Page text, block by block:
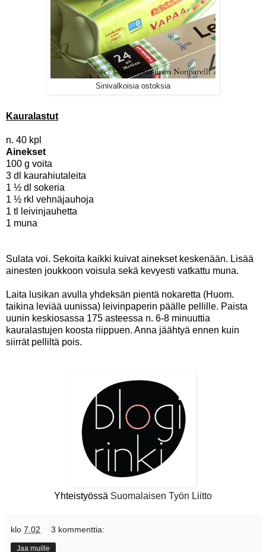
Sinivalkoisia ostoksia
Kauralastut
n. 40 kpl
Ainekset
100 g voita
3 dl kaurahiutaleita
1 ½ dl sokeria
1 ½ rkl vehnäjauhoja
1 tl leivinjauhetta
1 muna
Sulata voi. Sekoita kaikki kuivat ainekset keskenään. Lisää
ainesten joukkoon voisula sekä kevyesti vatkattu muna.
Laita lusikan avulla yhdeksän pientä nokaretta (Huom.
taikina leviää uunissa) leivinpaperin päälle pellille. Paista
uunin keskiosassa 175 asteessa n. 6-8 minuuttia
kauralastujen koosta riippuen. Anna jäähtyä ennen kuin
siirrät pelliltä pois.
Yhteistyössä Suomalaisen Työn Liitto
klo 7.02 3 kommenttia:
Jaa muille